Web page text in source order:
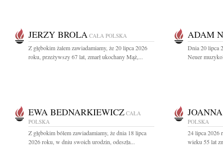
JERZY BROLA CAŁA POLSKA
Z głębokim żalem zawiadamiamy, że 20 lipca 2026
roku, przeżywszy 67 lat, zmarł ukochany Mąż,...
ADAM
Dnia 20 lipca
Neuer
EWA BEDNARKIEWICZ CAŁA
POLSKA
Z głębokim bólem zawiadamiamy, że dnia 18 lipca
2026 roku, w dniu swoich urodzin, odeszła...
POLSKA
24 lipca 2026
wieku 55 lat